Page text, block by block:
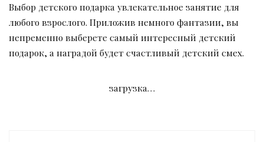
Выбор детского подарка увлекательное занятие для
любого взрослого. Приложив немного фантазии, вы
непременно выберете самый интересный детский
подарок, а наградой будет счастливый детский смех.
загрузка…